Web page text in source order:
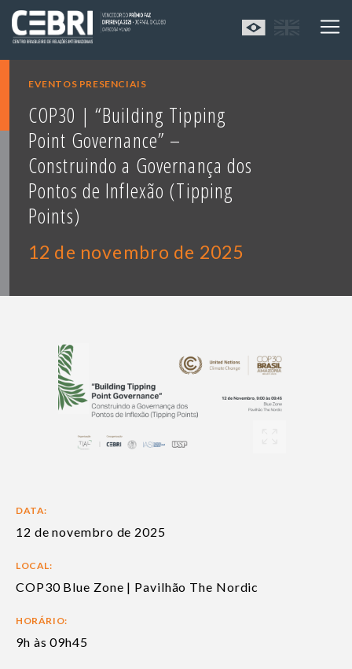
EVENTOS PRESENCIAIS
COP30 | “Building Tipping
Point Governance” –
Construindo a Governança dos
Pontos de Inflexão (Tipping
Points)
12 de novembro de 2025
DATA:
12 de novembro de 2025
LOCAL:
COP30 Blue Zone | Pavilhão The Nordic
HORÁRIO:
9h às 09h45